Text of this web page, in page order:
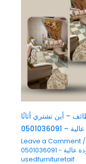
– أين تشتري أثاثًا
– 0501036091
Leave a Comment /
0501036091
usedfurnituretaif